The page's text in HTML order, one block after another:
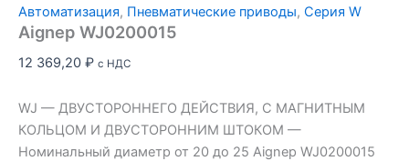
Автоматизация, Пневматические приводы, Серия W
Aignep WJ0200015
12 369,20 ₽ с НДС
WJ — ДВУСТОРОННЕГО ДЕЙСТВИЯ, С МАГНИТНЫМ
КОЛЬЦОМ И ДВУСТОРОННИМ ШТОКОМ —
Номинальный диаметр от 20 до 25 Aignep WJ0200015